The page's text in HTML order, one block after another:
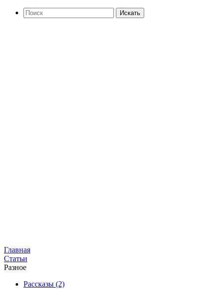
Искать
Главная
Статьи
Разное
Рассказы (2)